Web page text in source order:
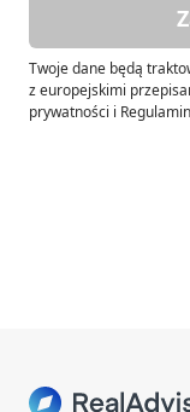
Twoje dane będą
z europejskimi
prywatności i